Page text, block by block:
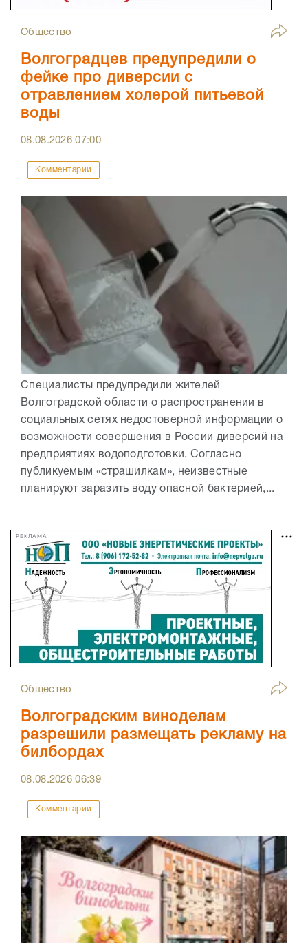
Общество
Волгоградцев предупредили о
фейке про диверсии с
отравлением холерой питьевой
воды
08.08.202607:00
Комментарии
Специалисты предупредили жителей
Волгоградской области о распространении в
социальных сетях недостоверной информации о
возможности совершения в России диверсий на
предприятиях водоподготовки. Согласно
публикуемым «страшилкам», неизвестные
планируют заразить воду опасной бактерией,...
РЕКЛАМА
Общество
Волгоградским виноделам
разрешили размещать рекламу на
билбордах
08.08.202606:39
Комментарии